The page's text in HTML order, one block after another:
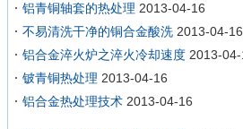
铝青铜轴套的热处理 2013-04-16
不易清洗干净的铜合金酸洗 2013-04-16
铝合金淬火炉之淬火冷却速度 2013-
铍青铜热处理 2013-04-16
铝合金热处理技术 2013-04-16